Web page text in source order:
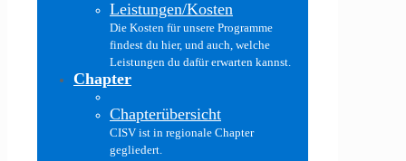
Leistungen/Kosten
Die Kosten für unsere Programme
findest du hier, und auch, welche
Leistungen du dafür erwarten kannst.
Chapter
Chapterübersicht
CISV ist in regionale Chapter
gegliedert.